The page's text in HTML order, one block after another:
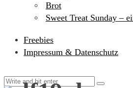
Brot
Sweet Treat Sunday –
Freebies
Impressum & Datenschutz